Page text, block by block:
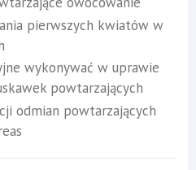
pierwszych kwiatów w
wykonywać w uprawie
powtarzających
odmian powtarzających